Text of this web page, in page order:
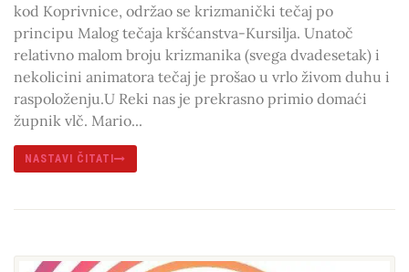
kod Koprivnice, održao se krizmanički tečaj po
principu Malog tečaja kršćanstva-Kursilja. Unatoč
relativno malom broju krizmanika (svega dvadesetak) i
nekolicini animatora tečaj je prošao u vrlo živom duhu i
raspoloženju.U Reki nas je prekrasno primio domaći
župnik vlč. Mario...
NASTAVI ČITATI